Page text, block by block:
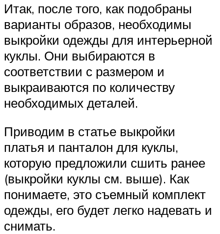
Итак, после того, как подобраны
варианты образов, необходимы
выкройки одежды для интерьерной
куклы. Они выбираются в
соответствии с размером и
выкраиваются по количеству
необходимых деталей.
Приводим в статье выкройки
платья и панталон для куклы,
которую предложили сшить ранее
(выкройки куклы см. выше). Как
понимаете, это съемный комплект
одежды, его будет легко надевать и
снимать.